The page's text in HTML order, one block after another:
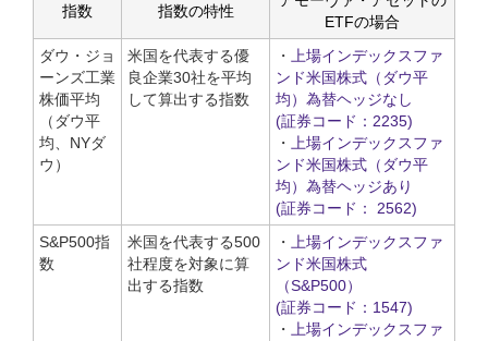
指数 指数の特性
ETFの場合
ダウ・ジョ
ーンズ工業
株価平均
（ダウ平
均、NYダ
ウ）
米国を代表する優
良企業30社を平均
して算出する指数
・ 上場インデックスファ
ンド米国株式（ダウ平
均）為替ヘッジなし
(証券コード：2235)
・ 上場インデックスファ
ンド米国株式（ダウ平
均）為替ヘッジあり
(証券コード： 2562)
S&P500指
数
米国を代表する500
社程度を対象に算
出する指数
・ 上場インデックスファ
ンド米国株式
（S&P500）
(証券コード：1547)
・ 上場インデックスファ